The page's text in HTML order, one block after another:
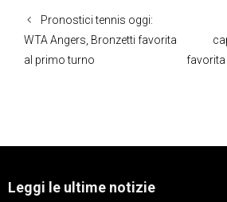
Pronostici tennis oggi:
WTA Angers, Bronzetti favorita
al primo turno
favorita
Leggi le ultime notizie